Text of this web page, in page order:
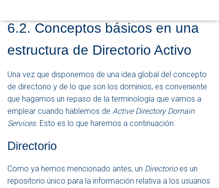
6.2. Conceptos básicos en una
estructura de Directorio Activo
Una vez que disponemos de una idea global del concepto
de directorio y de lo que son los dominios, es conveniente
que hagamos un repaso de la terminología que vamos a
emplear cuando hablemos de Active Directory Domain
Services. Esto es lo que haremos a continuación:
Directorio
Como ya hemos mencionado antes, un Directorioes un
repositorio único para la información relativa a los usuarios